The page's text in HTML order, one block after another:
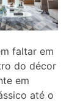
faltar em
do décor
em
até o